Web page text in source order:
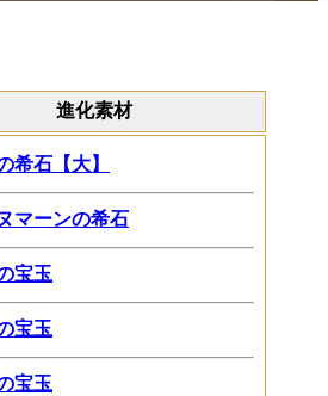
進化素材
希石【大】
マーンの希石
宝玉
宝玉
宝玉